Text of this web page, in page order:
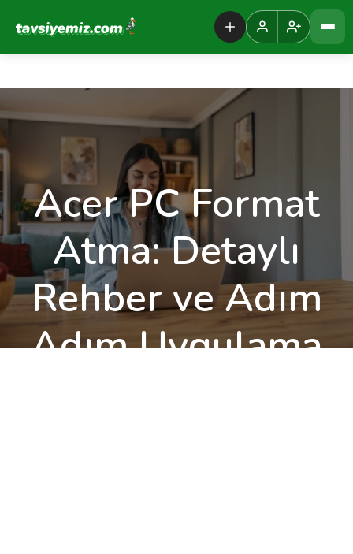
Tavsiyemiz Anasayfa
Acer PC Format
Atma: Detaylı
Rehber ve Adım
Adım Uygulama